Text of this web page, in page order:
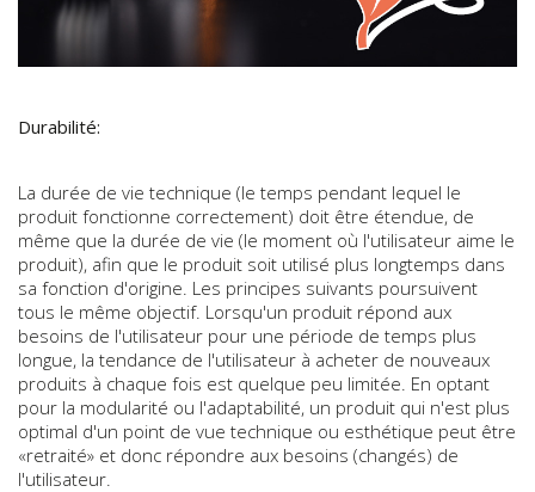
Durabilité:
La durée de vie technique (le temps pendant lequel le
produit fonctionne correctement) doit être étendue, de
même que la durée de vie (le moment où l'utilisateur aime le
produit), afin que le produit soit utilisé plus longtemps dans
sa fonction d'origine. Les principes suivants poursuivent
tous le même objectif. Lorsqu'un produit répond aux
besoins de l'utilisateur pour une période de temps plus
longue, la tendance de l'utilisateur à acheter de nouveaux
produits à chaque fois est quelque peu limitée. En optant
pour la modularité ou l'adaptabilité, un produit qui n'est plus
optimal d'un point de vue technique ou esthétique peut être
«retraité» et donc répondre aux besoins (changés) de
l'utilisateur.